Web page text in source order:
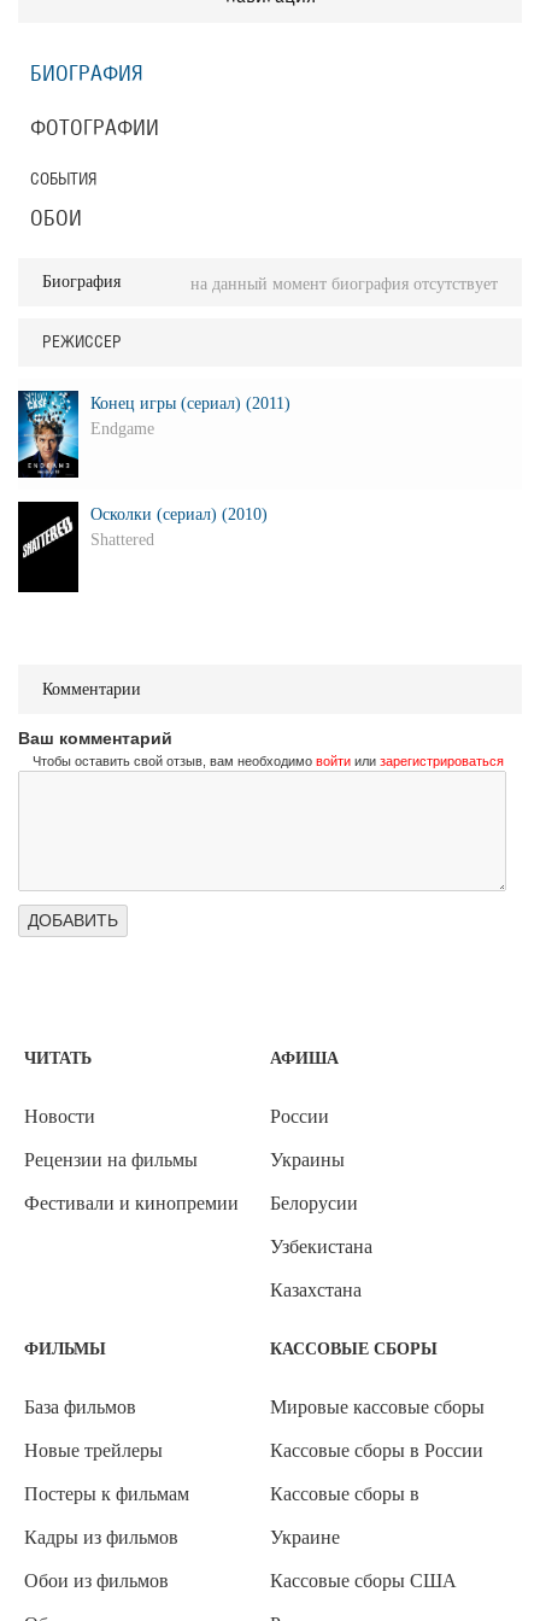
БИОГРАФИЯ
ФОТОГРАФИИ
СОБЫТИЯ
ОБОИ
Биография на данный момент биография отсутствует
РЕЖИССЕР
Конец игры (сериал) (2011)
Endgame
Осколки (сериал) (2010)
Shattered
Комментарии
Ваш комментарий
Чтобы оставить свой отзыв, вам необходимо войти или зарегистрироваться
ЧИТАТЬ
Новости
Рецензии на фильмы
Фестивали и кинопремии
АФИША
России
Украины
Белорусии
Узбекистана
Казахстана
ФИЛЬМЫ
База фильмов
Новые трейлеры
Постеры к фильмам
Кадры из фильмов
Обои из фильмов
КАССОВЫЕ СБОРЫ
Мировые кассовые сборы
Кассовые сборы в России
Кассовые сборы в
Украине
Кассовые сборы США